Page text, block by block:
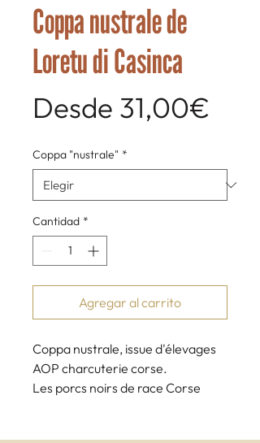
Coppa nustrale de
Loretu di Casinca
Desde 31,00€
Coppa "nustrale" *
Cantidad *
Agregar al carrito
Coppa nustrale, issue d'élevages
AOP charcuterie corse.
Les porcs noirs de race Corse